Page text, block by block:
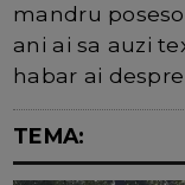
mandru
ani ai sa auzi
habar ai
TEMA: